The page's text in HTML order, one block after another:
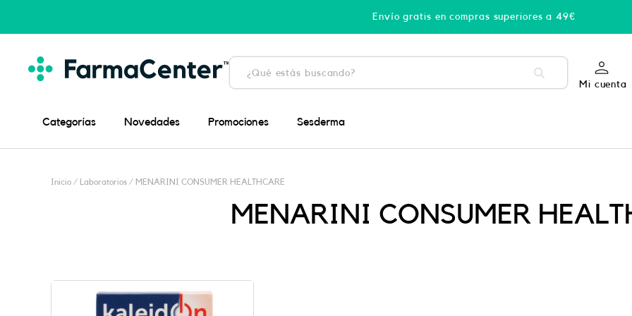
Envío gratis en compras superiores a 49€
Búsqueda
productos
Mi cuenta
Categorías Novedades Promociones Sesderma
Inicio / Laboratorios / MENARINI CONSUMER HEALTHCARE
MENARINI CONSUMER